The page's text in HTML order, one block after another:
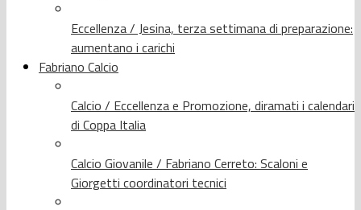
Eccellenza / Jesina, terza settimana di preparazione:
aumentano i carichi
Fabriano Calcio
Calcio / Eccellenza e Promozione, diramati i calendari
di Coppa Italia
Calcio Giovanile / Fabriano Cerreto: Scaloni e
Giorgetti coordinatori tecnici